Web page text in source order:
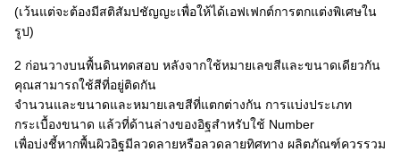
(เว้นแต่จะต้องมีสติสัมปชัญญะเพื่อให้ได้เอฟเฟกต์การตกแต่งพิเศษใน
รูป)
2 ก่อนวางบนพื้นดินทดสอบ หลังจากใช้หมายเลขสีและขนาดเดียวกัน
คุณสามารถใช้สีที่อยู่ติดกัน
จำนวนและขนาดและหมายเลขสีที่แตกต่างกัน การแบ่งประเภท
กระเบื้องขนาด แล้วที่ด้านล่างของอิฐสำหรับใช้ Number
เพื่อบ่งชี้หากพื้นผิวอิฐมีลวดลายหรือลวดลายทิศทาง ผลิตภัณฑ์ควรรวม